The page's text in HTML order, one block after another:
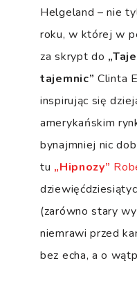
Helgeland – nie
roku, w której w
za skrypt do
tajemnic” Clinta
inspirując się
amerykańskim
bynajmniej nic
tu „Hipnozy”
(zarówno stary
niemrawi przed
bez echa, a o